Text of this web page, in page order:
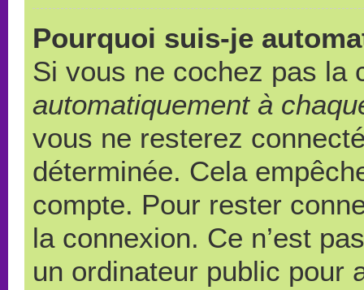
Pourquoi suis-je
Si vous ne cochez pas la
automatiquement à
vous ne resterez
déterminée. Cela
compte. Pour rester
la connexion. Ce n’est
un ordinateur public pour